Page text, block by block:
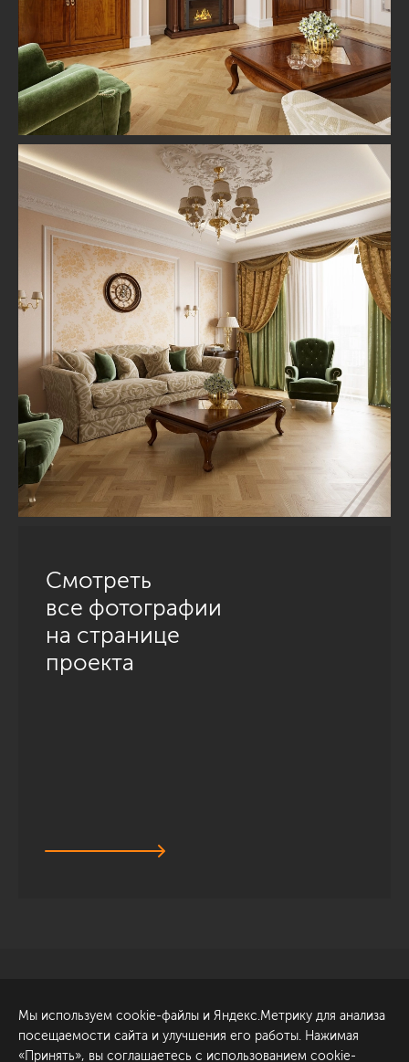
Смотреть
все фотографии
на странице
проекта
Обсудить проект
ул. Академика Павлова, 6
к1
Мы используем cookie-файлы и Яндекс.Метрику для анализа
посещаемости сайта и улучшения его работы. Нажимая
«Принять», вы соглашаетесь с использованием cookie-